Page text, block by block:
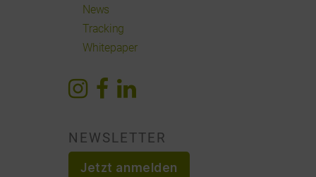
News
Tracking
Whitepaper
NEWSLETTER
Jetzt anmelden